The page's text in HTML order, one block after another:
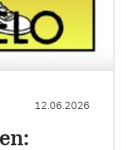
12.06.2026